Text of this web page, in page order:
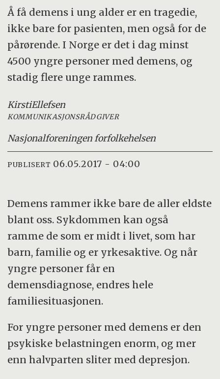
Å få demens i ung alder er en tragedie,
ikke bare for pasienten, men også for de
pårørende. I Norge er det i dag minst
4500 yngre personer med demens, og
stadig flere unge rammes.
KirstiEllefsen
KOMMUNIKASJONSRÅDGIVER
Nasjonalforeningen forfolkehelsen
PUBLISERT 06.05.2017 - 04:00
Demens rammer ikke bare de aller eldste
blant oss. Sykdommen kan også
ramme de som er midt i livet, som har
barn, familie og er yrkesaktive. Og når
yngre personer får en
demensdiagnose, endres hele
familiesituasjonen.
For yngre personer med demens er den
psykiske belastningen enorm, og mer
enn halvparten sliter med depresjon.